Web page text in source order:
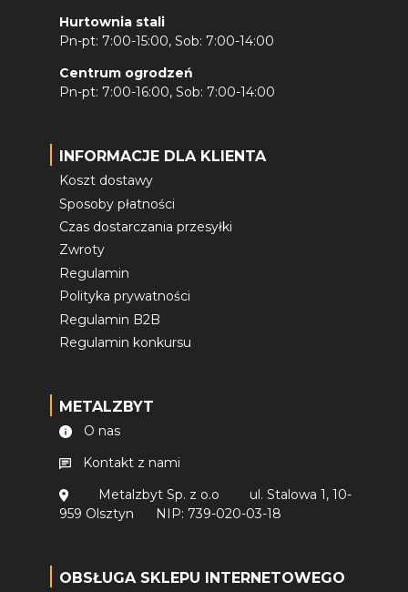
Hurtownia stali
Pn-pt: 7:00-15:00, Sob: 7:00-14:00
Centrum ogrodzeń
Pn-pt: 7:00-16:00, Sob: 7:00-14:00
INFORMACJE DLA KLIENTA
Koszt dostawy
Sposoby płatności
Czas dostarczania przesyłki
Zwroty
Regulamin
Polityka prywatności
Regulamin B2B
Regulamin konkursu
METALZBYT
O nas
Kontakt z nami
Metalzbyt Sp. z o.o
ul. Stalowa 1, 10-
959 Olsztyn
NIP: 739-020-03-18
OBSŁUGA SKLEPU INTERNETOWEGO